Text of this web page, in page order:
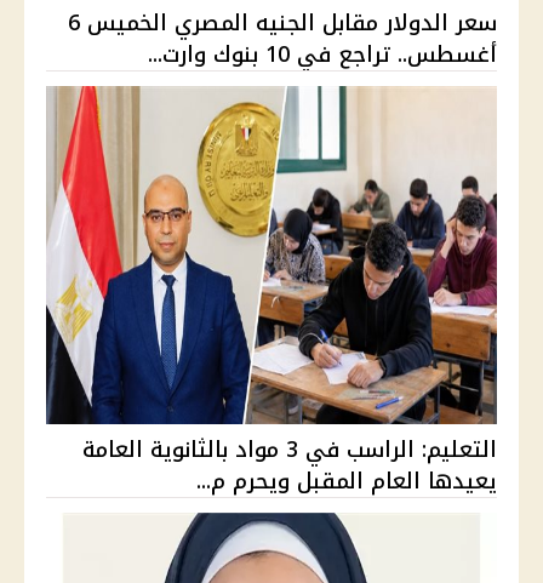
سعر الدولار مقابل الجنيه المصري الخميس 6
أغسطس.. تراجع في 10 بنوك وارت...
التعليم: الراسب في 3 مواد بالثانوية العامة
يعيدها العام المقبل ويحرم م...